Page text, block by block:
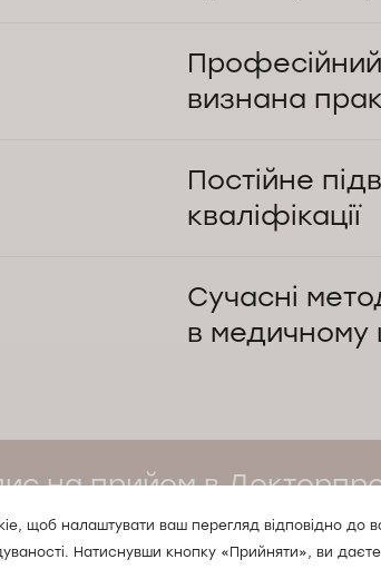
Професійний
визнана
престижному конгресі
Постійне
кваліфікації
стежать за сучасними
новітні методи в
Сучасні
в медичному
на прийом в
цілодобово
на прийом 24/7
щоб налаштувати ваш перегляд відповідно до
Натиснувши кнопку «Прийняти», ви